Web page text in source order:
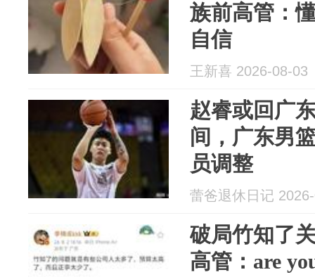
族前高管：
自信
王新喜 2026-08-03
赵睿或回广
间，广东男
员调整
蕾爸退休日记
破局竹知了
高管：are